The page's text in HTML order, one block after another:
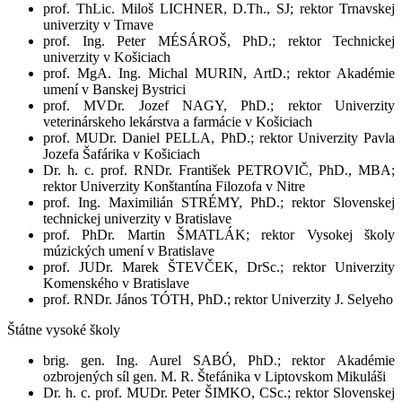
prof. ThLic. Miloš LICHNER, D.Th., SJ; rektor Trnavskej
univerzity v Trnave
prof. Ing. Peter MÉSÁROŠ, PhD.; rektor Technickej
univerzity v Košiciach
prof. MgA. Ing. Michal MURIN, ArtD.; rektor Akadémie
umení v Banskej Bystrici
prof. MVDr. Jozef NAGY, PhD.; rektor Univerzity
veterinárskeho lekárstva a farmácie v Košiciach
prof. MUDr. Daniel PELLA, PhD.; rektor Univerzity Pavla
Jozefa Šafárika v Košiciach
Dr. h. c. prof. RNDr. František PETROVIČ, PhD., MBA;
rektor Univerzity Konštantína Filozofa v Nitre
prof. Ing. Maximilián STRÉMY, PhD.; rektor Slovenskej
technickej univerzity v Bratislave
prof. PhDr. Martin ŠMATLÁK; rektor Vysokej školy
múzických umení v Bratislave
prof. JUDr. Marek ŠTEVČEK, DrSc.; rektor Univerzity
Komenského v Bratislave
prof. RNDr. János TÓTH, PhD.; rektor Univerzity J. Selyeho
Štátne vysoké školy
brig. gen. Ing. Aurel SABÓ, PhD.; rektor Akadémie
ozbrojených síl gen. M. R. Štefánika v Liptovskom Mikuláši
Dr. h. c. prof. MUDr. Peter ŠIMKO, CSc.; rektor Slovenskej